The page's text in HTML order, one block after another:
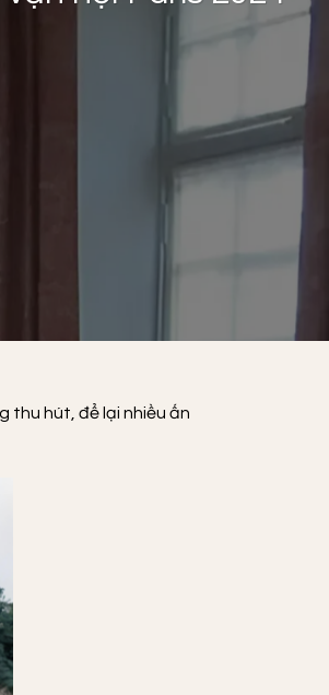
thu hút, để lại nhiều ấn